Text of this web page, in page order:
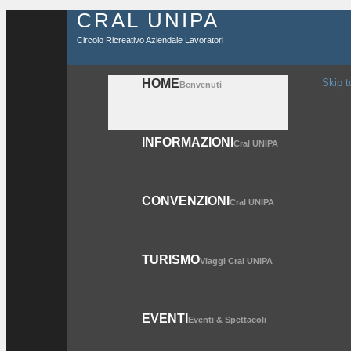
CRAL UNIPA
Circolo Ricreativo Aziendale Lavoratori
HOMEBenvenuti
INFORMAZIONICral UNIPA
CONVENZIONICral UNIPA
TURISMOViaggi Cral UNIPA
EVENTIEventi & Spettacoli
Skip